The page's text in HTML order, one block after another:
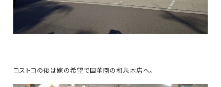
コストコの後は嫁の希望で国華園の和泉本店へ。